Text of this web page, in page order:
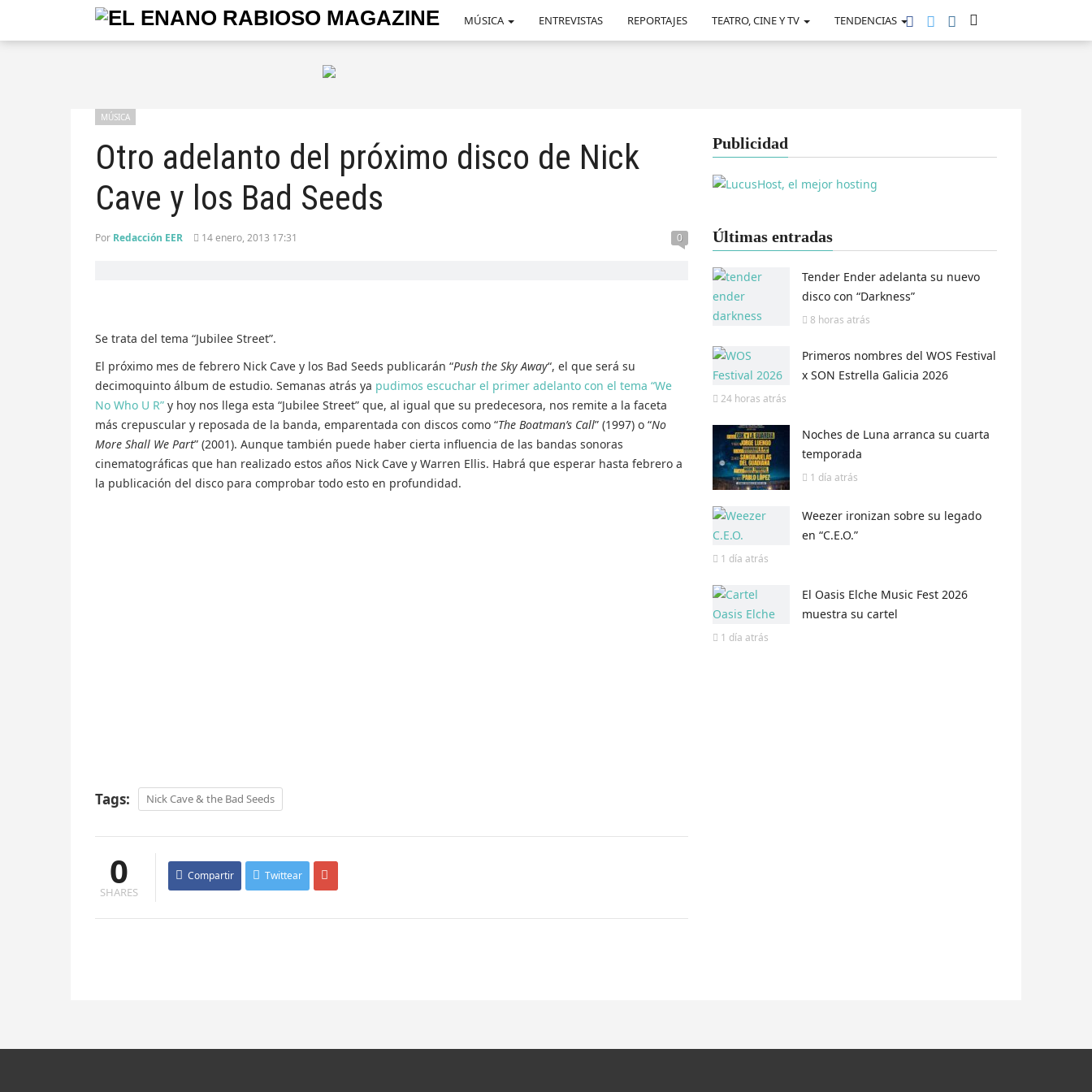
MÚSICA ENTREVISTAS REPORTAJES TEATRO, CINE Y TV TENDENCIAS
Otro adelanto del próximo disco de Nick
Cave y los Bad Seeds
MÚSICA
Por Redacción EER 14 enero, 2013 17:31 0
Se trata del tema “Jubilee Street”.
El próximo mes de febrero Nick Cave y los Bad Seeds publicarán “Push the Sky Away“, el que será su
decimoquinto álbum de estudio. Semanas atrás ya pudimos escuchar el primer adelanto con el tema “We
No Who U R” y hoy nos llega esta “Jubilee Street” que, al igual que su predecesora, nos remite a la faceta
más crepuscular y reposada de la banda, emparentada con discos como “The Boatman’s Call” (1997) o “No
More Shall We Part” (2001). Aunque también puede haber cierta influencia de las bandas sonoras
cinematográficas que han realizado estos años Nick Cave y Warren Ellis. Habrá que esperar hasta febrero a
la publicación del disco para comprobar todo esto en profundidad.
Tags: Nick Cave & the Bad Seeds
0
SHARES
Compartir Twittear
Publicidad
Últimas entradas
Tender Ender adelanta su nuevo
disco con “Darkness”
8 horas atrás
Primeros nombres del WOS Festival
x SON Estrella Galicia 2026
24 horas atrás
Noches de Luna arranca su cuarta
temporada
1 día atrás
Weezer ironizan sobre su legado
en “C.E.O.”
1 día atrás
El Oasis Elche Music Fest 2026
muestra su cartel
1 día atrás